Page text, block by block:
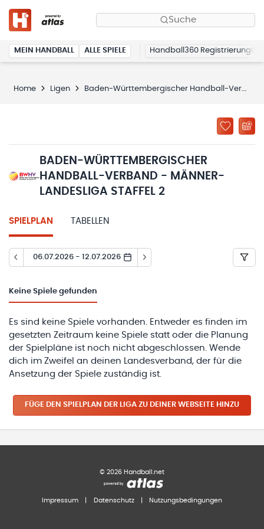
Suche
MEIN HANDBALL ALLE SPIELE Handball360 Registrierung
Home Ligen Baden-Württembergischer Handball-Verband - Männer-Landesliga Staffel 2
BADEN-WÜRTTEMBERGISCHER
HANDBALL-VERBAND - MÄNNER-
LANDESLIGA STAFFEL 2
SPIELPLAN TABELLEN
06.07.2026 - 12.07.2026
Keine Spiele gefunden
Es sind keine Spiele vorhanden. Entweder es finden im
gesetzten Zeitraum keine Spiele statt oder die Planung
der Spielpläne ist noch nicht abgeschlossen. Wende
dich im Zweifel an deinen Landesverband, der für die
Ansetzung der Spiele zuständig ist.
FÜGE DEN SPIELPLAN DER LIGA ZU DEINER WEBSEITE HINZU
© 2026 Handball.net
Impressum Datenschutz Nutzungsbedingungen